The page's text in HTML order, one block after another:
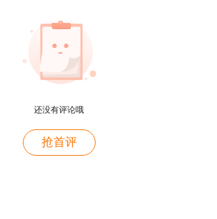
分，合格分数线为78分；《建设工
分130分，合格分数线为78分；
实务》满分160分，合格分数线为
成绩如何管理及有效期是多久
内通过全部科目；符合免试条件，
还没有评论哦
抢首评
出，风趣幽默。编的记忆口诀也很助